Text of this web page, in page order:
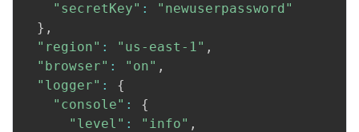
"secretKey" :
"newuserpassword"
} ,
"region" : "us-east-1" ,
"browser" : "on" ,
"logger" :
{
"console" :
{
"level" : "info" ,